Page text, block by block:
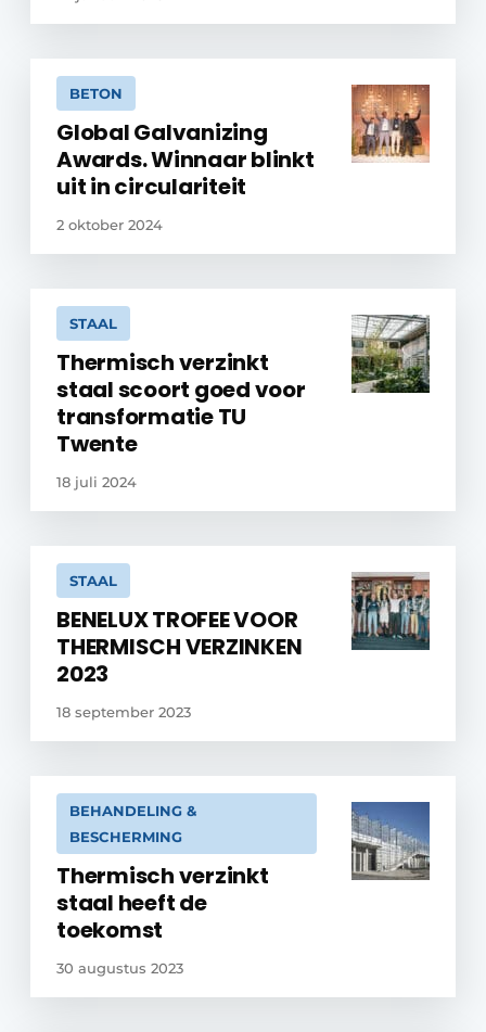
BETON
Global Galvanizing
Awards. Winnaar blinkt
uit in circulariteit
2 oktober 2024
STAAL
Thermisch verzinkt
staal scoort goed voor
transformatie TU
Twente
18 juli 2024
STAAL
BENELUX TROFEE VOOR
THERMISCH VERZINKEN
2023
18 september 2023
BEHANDELING &
BESCHERMING
Thermisch verzinkt
staal heeft de
toekomst
30 augustus 2023